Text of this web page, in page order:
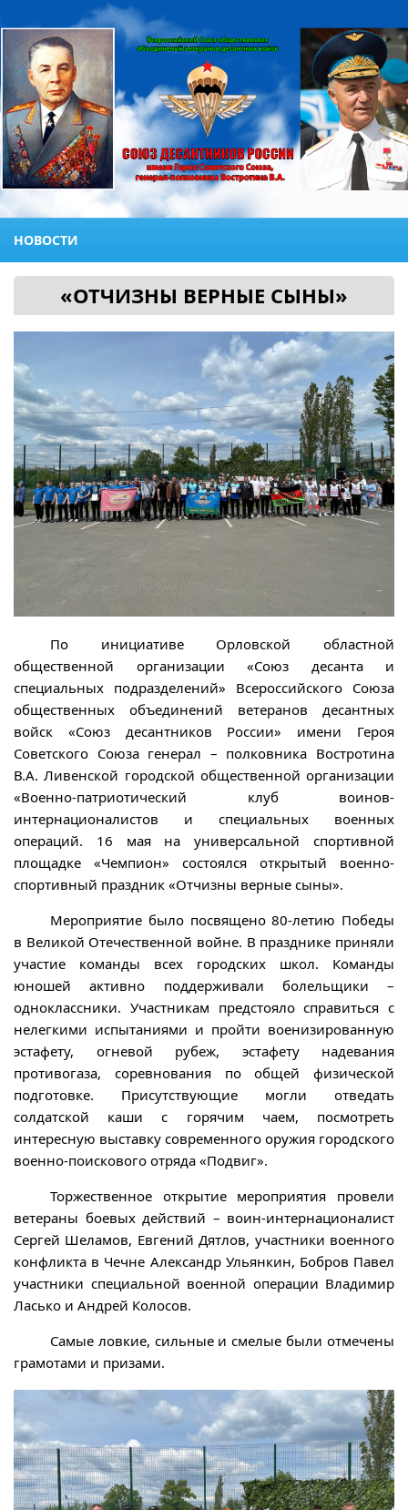
НОВОСТИ
«ОТЧИЗНЫ ВЕРНЫЕ СЫНЫ»
По инициативе Орловской областной
общественной организации «Союз десанта и
специальных подразделений» Всероссийского Союза
общественных объединений ветеранов десантных
войск «Союз десантников России» имени Героя
Советского Союза генерал – полковника Востротина
В.А. Ливенской городской общественной организации
«Военно-патриотический клуб воинов-
интернационалистов и специальных военных
операций. 16 мая на универсальной спортивной
площадке «Чемпион» состоялся открытый военно-
спортивный праздник «Отчизны верные сыны».
Мероприятие было посвящено 80-летию Победы
в Великой Отечественной войне. В празднике приняли
участие команды всех городских школ. Команды
юношей активно поддерживали болельщики –
одноклассники. Участникам предстояло справиться с
нелегкими испытаниями и пройти военизированную
эстафету, огневой рубеж, эстафету надевания
противогаза, соревнования по общей физической
подготовке. Присутствующие могли отведать
солдатской каши с горячим чаем, посмотреть
интересную выставку современного оружия городского
военно-поискового отряда «Подвиг».
Торжественное открытие мероприятия провели
ветераны боевых действий – воин-интернационалист
Сергей Шеламов, Евгений Дятлов, участники военного
конфликта в Чечне Александр Ульянкин, Бобров Павел
участники специальной военной операции Владимир
Ласько и Андрей Колосов.
Самые ловкие, сильные и смелые были отмечены
грамотами и призами.